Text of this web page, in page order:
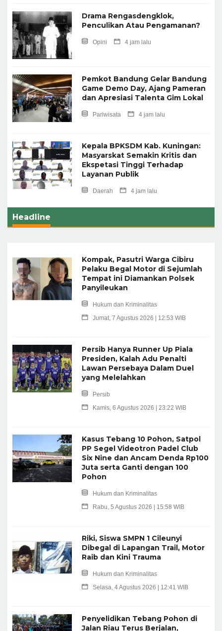
Drama Rengasdengklok,
Penculikan Atau Pengamanan?
Opini 4 jam lalu
Pemkot Bandung Gelar Bandung
Game Demo Day, Ajang Pameran
dan Apresiasi Talenta Gim Lokal
Pariwisata 4 jam lalu
Kepala BPKSDM Kab. Kuningan:
Masyarskat Semakin Kritis dan
Ekspetasi Tinggi Terhadap
Layanan Publik
Daerah 4 jam lalu
Headline
Kompak, Pasutri Warga Cibiru
Pelaku Begal Motor di Sejumlah
Tempat ini Diamankan Polsek
Panyileukan
Hukum dan Kriminalitas
Jumat, 7 Agustus 2026 | 12:53 WIB
Persib Hanya Runner Up Piala
Presiden, Kalah Adu Penalti
Lawan Persebaya Dalam Duel
yang Melelahkan
Persib
Kamis, 6 Agustus 2026 | 23:22 WIB
Kasus Tebang 10 Pohon, Satpol
PP Segel Videotron Padel Club
Six Nine dan Ancam Denda Rp100
Juta serta Ganti dengan 100
Pohon
Hukum dan Kriminalitas
Rabu, 5 Agustus 2026 | 15:58 WIB
Riki, Siswa SMPN 1 Cileunyi
Dibegal di Lapangan Trail, Motor
Raib dan Kini Trauma
Hukum dan Kriminalitas
Selasa, 4 Agustus 2026 | 12:41 WIB
Penyelidikan Tebang Pohon di
Jalan Riau Terus Berjalan,